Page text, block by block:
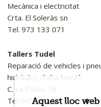
Mecànica i electricitat
Crta. El Soleràs sn
Tel. 973 133 071
Tallers Tudel
Reparació de vehicles i
hidràulics d'alta tensió
C. La Pobla, 58
Tel. 973 133 578
Aquest lloc